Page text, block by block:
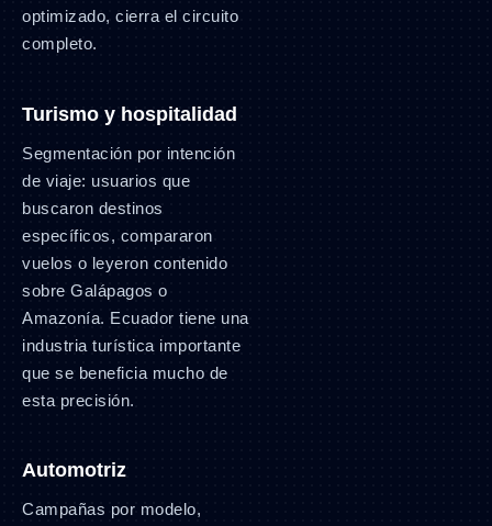
optimizado, cierra el circuito
completo.
Turismo y hospitalidad
Segmentación por intención
de viaje: usuarios que
buscaron destinos
específicos, compararon
vuelos o leyeron contenido
sobre Galápagos o
Amazonía. Ecuador tiene una
industria turística importante
que se beneficia mucho de
esta precisión.
Automotriz
Campañas por modelo,